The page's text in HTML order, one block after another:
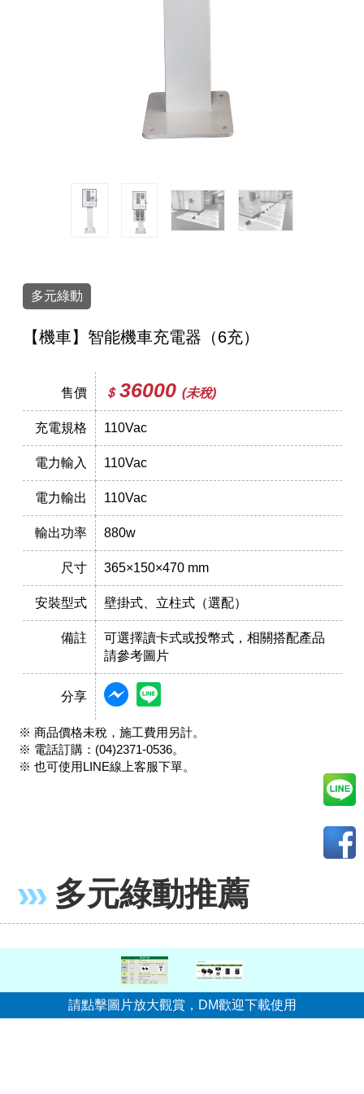
多元綠動
【機車】智能機車充電器（6充）
售價 ＄ 36000 (未稅)
充電規格 110Vac
電力輸入 110Vac
電力輸出 110Vac
輸出功率 880w
尺寸 365×150×470 mm
安裝型式 壁掛式、立柱式（選配）
備註
可選擇讀卡式或投幣式，相關搭配產品
請參考圖片
分享
※ 商品價格未稅，施工費用另計。
※ 電話訂購：(04)2371-0536。
※ 也可使用LINE線上客服下單。
多元綠動推薦
請點擊圖片放大觀賞，DM歡迎下載使用